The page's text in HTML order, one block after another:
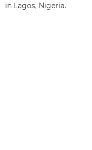
in Lagos, Nigeria.